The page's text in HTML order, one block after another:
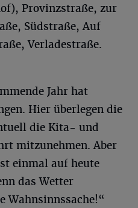
Provinzstraße, zur
Südstraße, Auf
Verladestraße.
Jahr hat
Hier überlegen die
die Kita- und
mitzunehmen. Aber
einmal auf heute
das Wetter